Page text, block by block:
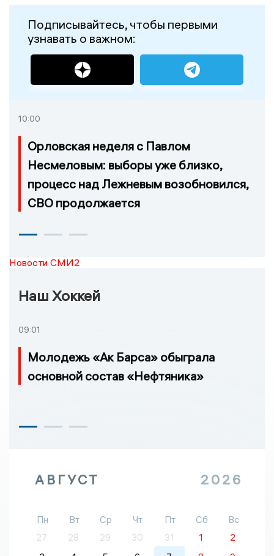
Подписывайтесь, чтобы первыми
узнавать о важном:
10:00
Орловская неделя с Павлом
Несмеловым: выборы уже близко,
процесс над Лежневым возобновился,
СВО продолжается
Новости СМИ2
Наш Хоккей
09:01
Молодежь «Ак Барса» обыграла
основной состав «Нефтяника»
АВГУСТ 2026
Пн Вт Ср Чт Пт Сб
Вс
27
28 29 30 31 1
2